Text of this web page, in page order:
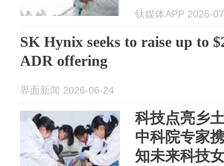
钛媒体APP 2026-
SK Hynix seeks to raise up to
ADR offering
界面新闻 2026-06-24
科技点亮乡
中科院专家
知未来科技